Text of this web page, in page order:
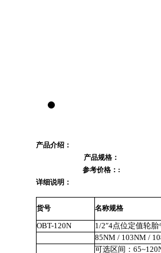
产品介绍：
产品规格：
参考价格：:
详细说明：
货号 名称规格
OBT-120N
1/2″4点位定值轮
85NM / 103NM /
可选区间：